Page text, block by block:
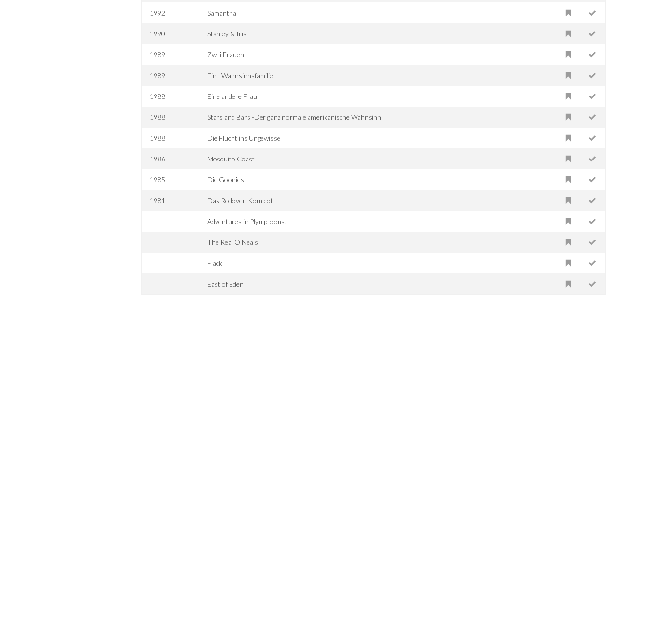
1992 Samantha
1990 Stanley & Iris
1989 Zwei Frauen
1989 Eine Wahnsinnsfamilie
1988 Eine andere Frau
1988 Stars and Bars -Der ganz normale amerikanische Wahnsinn
1988 Die Flucht ins Ungewisse
1986 Mosquito Coast
1985 Die Goonies
1981 Das Rollover-Komplott
Adventures in Plymptoons!
The Real O'Neals
Flack
East of Eden